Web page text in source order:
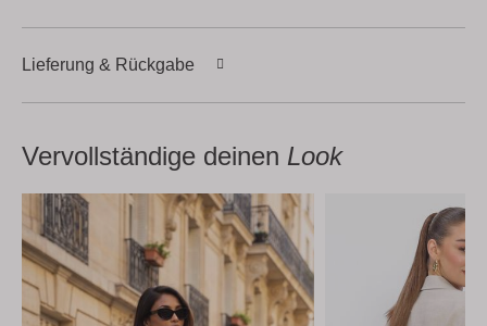
Lieferung & Rückgabe
Vervollständige deinen Look